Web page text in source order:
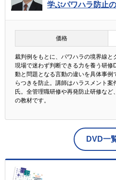
学ぶパワハラ防止
価格
裁判例をもとに、パワハラの境界線
現場で迷わず判断できる力を養う研
動と問題となる言動の違いを具体事
らつきを防止。講師はハラスメント
氏。全管理職研修や再発防止研修な
の教材です。
DVD一